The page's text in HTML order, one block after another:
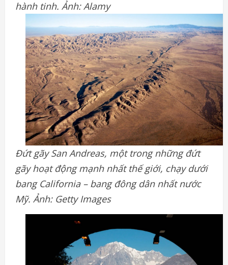
hành tinh. Ảnh: Alamy
Đứt gãy San Andreas, một trong những đứt
gãy hoạt động mạnh nhất thế giới, chạy dưới
bang California – bang đông dân nhất nước
Mỹ. Ảnh: Getty Images